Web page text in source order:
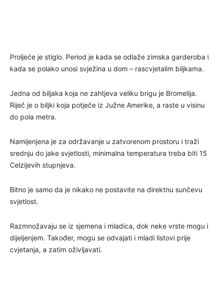
Proljeće je stiglo. Period je kada se odlaže zimska garderoba i
kada se polako unosi svježina u dom – rascvjetalim biljkama.
Jedna od biljaka koja ne zahtjeva veliku brigu je Bromelija.
Riječ je o biljki koja potječe iz Južne Amerike, a raste u visinu
do pola metra.
Namijenjena je za održavanje u zatvorenom prostoru i traži
srednju do jake svjetlosti, minimalna temperatura treba biti 15
Celzijevih stupnjeva.
Bitno je samo da je nikako ne postavite na direktnu sunčevu
svjetlost.
Razmnožavaju se iz sjemena i mladica, dok neke vrste mogu i
dijeljenjem. Također, mogu se odvajati i mladi listovi prije
cvjetanja, a zatim oživljavati.